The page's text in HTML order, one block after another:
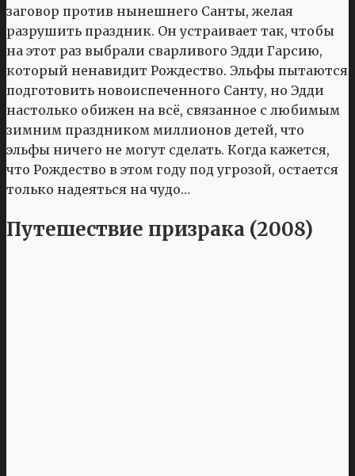
заговор против нынешнего Санты, желая
разрушить праздник. Он устраивает так, чтобы
на этот раз выбрали сварливого Эдди Гарсию,
который ненавидит Рождество. Эльфы пытаются
подготовить новоиспеченного Санту, но Эдди
настолько обижен на всё, связанное с любимым
зимним праздником миллионов детей, что
эльфы ничего не могут сделать. Когда кажется,
что Рождество в этом году под угрозой, остается
только надеяться на чудо…
Путешествие призрака (2008)